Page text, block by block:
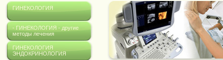
ГИНЕКОЛОГИЯ
- ГИНЕКОЛОГИЯ - другие
методы лечения
ГИНЕКОЛОГИЯ
ЭНДОКРИНОЛОГИЯ